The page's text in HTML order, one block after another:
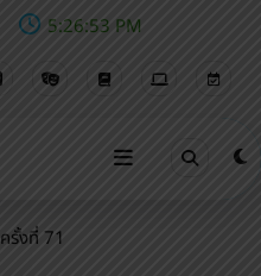
5:26:54 PM
ครั้งที่ 71